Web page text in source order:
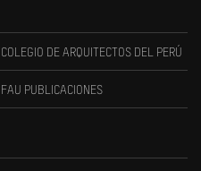
COLEGIO DE ARQUITECTOS DEL PERÚ
FAU PUBLICACIONES